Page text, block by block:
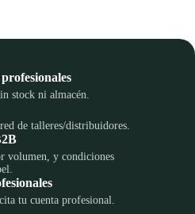
stock ni almacén.
de talleres/distribuidores.
volumen, y condiciones
tu cuenta profesional.